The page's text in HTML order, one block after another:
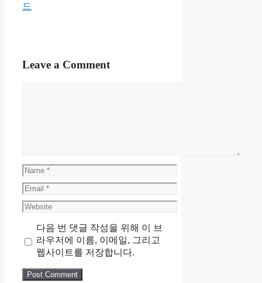
드
Leave a Comment
Name
Email
Website
다음 번 댓글 작성을 위해 이 브
라우저에 이름, 이메일, 그리고
웹사이트를 저장합니다.